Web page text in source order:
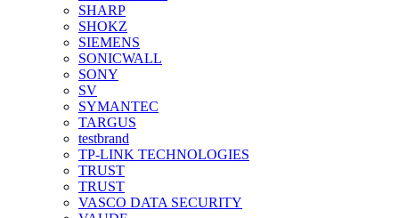
SHARP
SHOKZ
SIEMENS
SONICWALL
SONY
SV
SYMANTEC
TARGUS
testbrand
TP-LINK TECHNOLOGIES
TRUST
TRUST
VASCO DATA SECURITY